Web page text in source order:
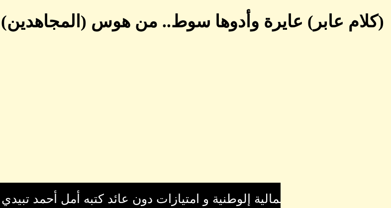
(كلام عابر) عايرة وأدوها سوط.. من هوس (المجاهدين)